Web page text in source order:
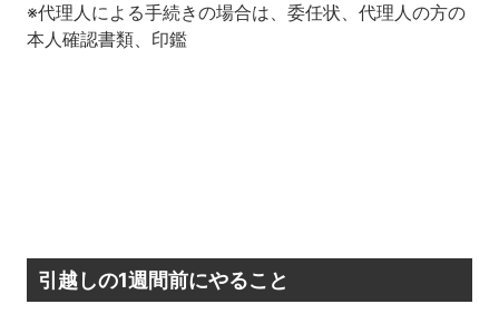
※代理人による手続きの場合は、委任状、代理人の方の
本人確認書類、印鑑
引越しの1週間前にやること